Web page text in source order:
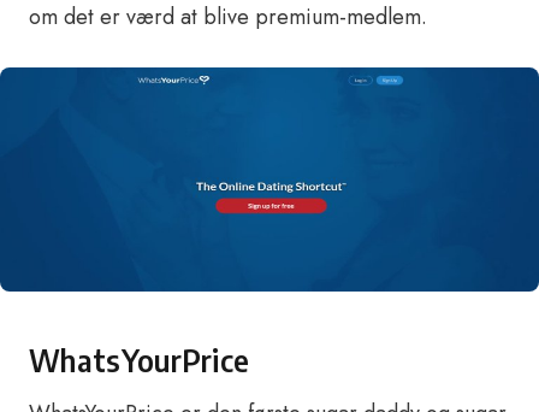
om det er værd at blive premium-medlem.
WhatsYourPrice